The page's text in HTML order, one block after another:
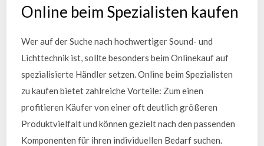
Online beim Spezialisten kaufen
Wer auf der Suche nach hochwertiger Sound- und
Lichttechnik ist, sollte besonders beim Onlinekauf auf
spezialisierte Händler setzen. Online beim Spezialisten
zu kaufen bietet zahlreiche Vorteile: Zum einen
profitieren Käufer von einer oft deutlich größeren
Produktvielfalt und können gezielt nach den passenden
Komponenten für ihren individuellen Bedarf suchen.